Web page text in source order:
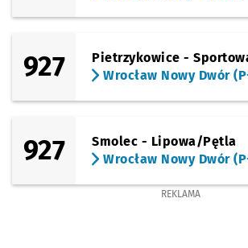
927
Pietrzykowice -
Wrocław Nowy Dwór
927
Smolec - Lipowa/Pętla
Wrocław Nowy Dwór
REKLAMA